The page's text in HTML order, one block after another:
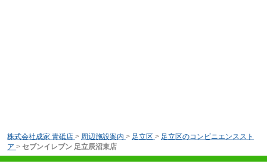
株式会社成家 青砥店 > 周辺施設案内 > 足立区 > 足立区のコンビニエンススト
ア > セブンイレブン 足立辰沼東店